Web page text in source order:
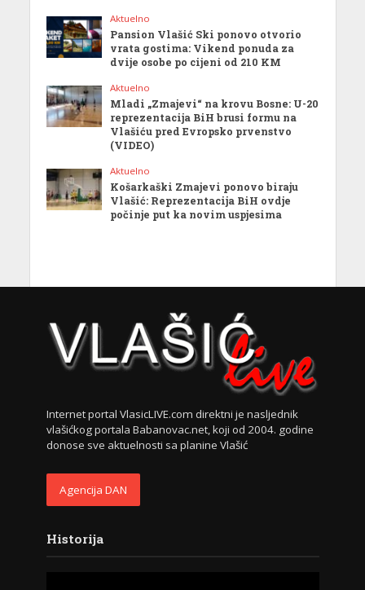
Aktuelno
Pansion Vlašić Ski ponovo otvorio
vrata gostima: Vikend ponuda za
dvije osobe po cijeni od 210 KM
Aktuelno
Mladi „Zmajevi“ na krovu Bosne: U-20
reprezentacija BiH brusi formu na
Vlašiću pred Evropsko prvenstvo
(VIDEO)
Aktuelno
Košarkaški Zmajevi ponovo biraju
Vlašić: Reprezentacija BiH ovdje
počinje put ka novim uspjesima
Internet portal VlasicLIVE.com direktni je nasljednik
vlašićkog portala Babanovac.net, koji od 2004. godine
donose sve aktuelnosti sa planine Vlašić
Agencija DAN
Historija